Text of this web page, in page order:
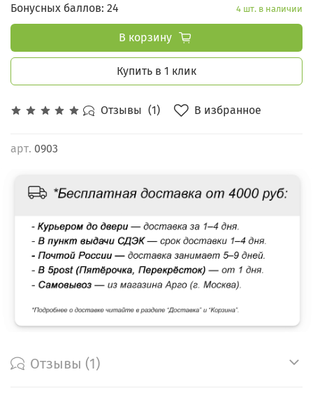
Отзывы (1) В избранное
арт. 0903
Бонусных баллов: 24 4 шт. в наличии
В корзину
Купить в 1 клик
Отзывы (1)